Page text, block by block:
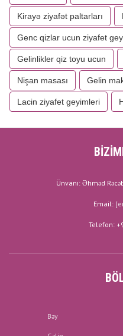
Kirayə ziyafət paltarları
Genc qizlar ucun ziyafet
Gelinlikler qiz toyu ucun
Nişan masası Gelin
Lacin ziyafet geyimleri
Ünvanı: Əhməd
Email:
Telefon:
Bəy